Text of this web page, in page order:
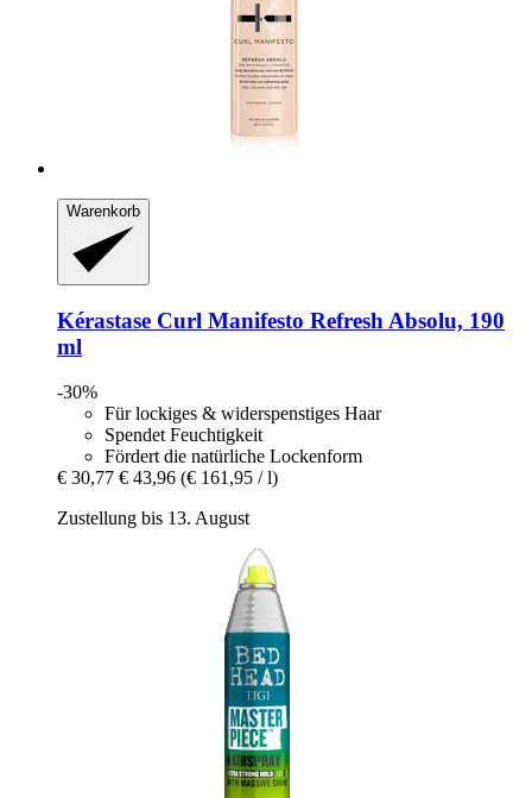
Warenkorb
Kérastase Curl Manifesto Refresh Absolu, 190
ml
-30%
Für lockiges & widerspenstiges Haar
Spendet Feuchtigkeit
Fördert die natürliche Lockenform
€ 30,77 € 43,96 (€ 161,95 / l)
Zustellung bis 13. August